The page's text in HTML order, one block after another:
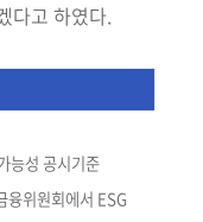
다고 하였다.
능성 공시기준
융위원회에서 ESG